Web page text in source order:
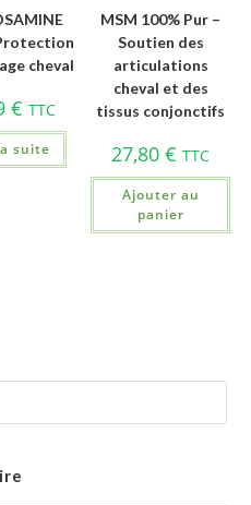
cheval
€ TTC
suite
MSM 100% Pur –
Soutien des
articulations
cheval et des
tissus conjonctifs
27,80€ TTC
Ajouter au
panier